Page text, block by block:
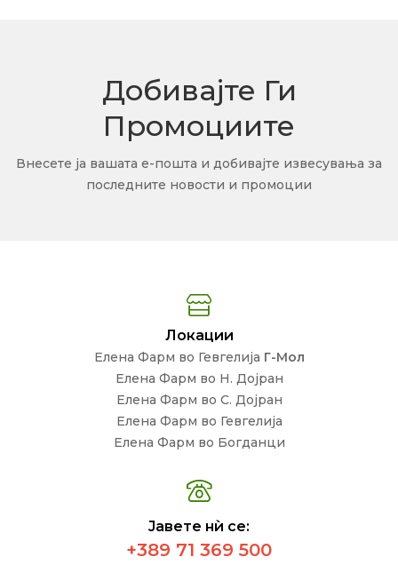
Добивајте Ги
Промоциите
Внесете ја вашата е-пошта и добивајте извесувања за
последните новости и промоции
Локации
Елена Фарм во Гевгелија Г-Мол
Елена Фарм во Н. Дојран
Елена Фарм во С. Дојран
Елена Фарм во Гевгелија
Елена Фарм во Богданци
Јавете нѝ се:
+389 71 369 500